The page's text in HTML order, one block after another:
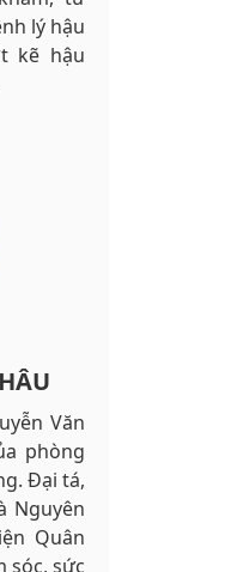
lý hậu
kẽ hậu
Văn
phòng
Đại tá,
Nguyên
Quân
sóc, sức